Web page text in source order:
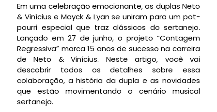
Em uma celebração emocionante, as duplas Neto
& Vinícius e Mayck & Lyan se uniram para um pot-
pourri especial que traz clássicos do sertanejo.
Lançado em 27 de junho, o projeto “Contagem
Regressiva” marca 15 anos de sucesso na carreira
de Neto & Vinícius. Neste artigo, você vai
descobrir todos os detalhes sobre essa
colaboração, a história da dupla e as novidades
que estão movimentando o cenário musical
sertanejo.